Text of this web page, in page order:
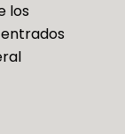
los